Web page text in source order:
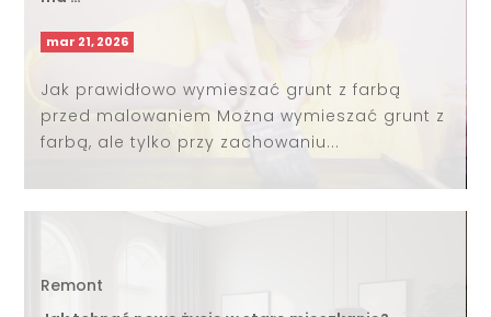
mar 21, 2026
Jak prawidłowo wymieszać grunt z farbą
przed malowaniem Można wymieszać grunt z
farbą, ale tylko przy zachowaniu...
Remont